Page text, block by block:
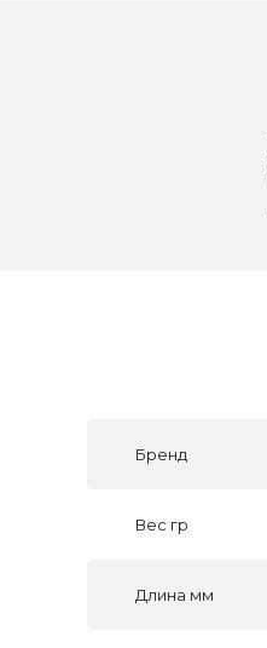
Бренд
Вес гр
Длина мм